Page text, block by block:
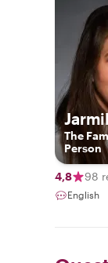
The
Person
4,8 98
English